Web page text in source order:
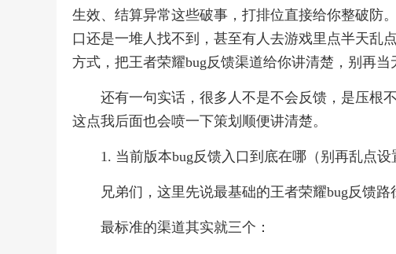
生效、结算异常这些破事，打排位直接给你整破防
口还是一堆人找不到，甚至有人去游戏里点半天乱
方式，把王者荣耀bug反馈渠道给你讲清楚，别再当
还有一句实话，很多人不是不会反馈，是压根
这点我后面也会喷一下策划顺便讲清楚。
1. 当前版本bug反馈入口到底在哪（别再乱点设
兄弟们，这里先说最基础的王者荣耀bug反馈路
最标准的渠道其实就三个：